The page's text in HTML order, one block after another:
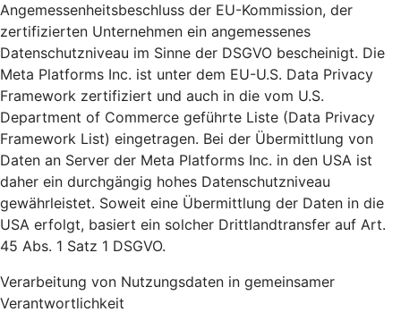
Angemessenheitsbeschluss der EU-Kommission, der
zertifizierten Unternehmen ein angemessenes
Datenschutzniveau im Sinne der DSGVO bescheinigt. Die
Meta Platforms Inc. ist unter dem EU-U.S. Data Privacy
Framework zertifiziert und auch in die vom U.S.
Department of Commerce geführte Liste (Data Privacy
Framework List) eingetragen. Bei der Übermittlung von
Daten an Server der Meta Platforms Inc. in den USA ist
daher ein durchgängig hohes Datenschutzniveau
gewährleistet. Soweit eine Übermittlung der Daten in die
USA erfolgt, basiert ein solcher Drittlandtransfer auf Art.
45 Abs. 1 Satz 1 DSGVO.
Verarbeitung von Nutzungsdaten in gemeinsamer
Verantwortlichkeit